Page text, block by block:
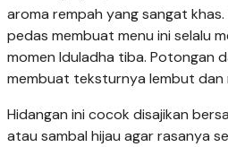
aroma rempah yang sangat
pedas membuat menu ini selalu
momen Iduladha tiba. Potongan
membuat teksturnya lembut dan
Hidangan ini cocok disajikan
atau sambal hijau agar rasanya